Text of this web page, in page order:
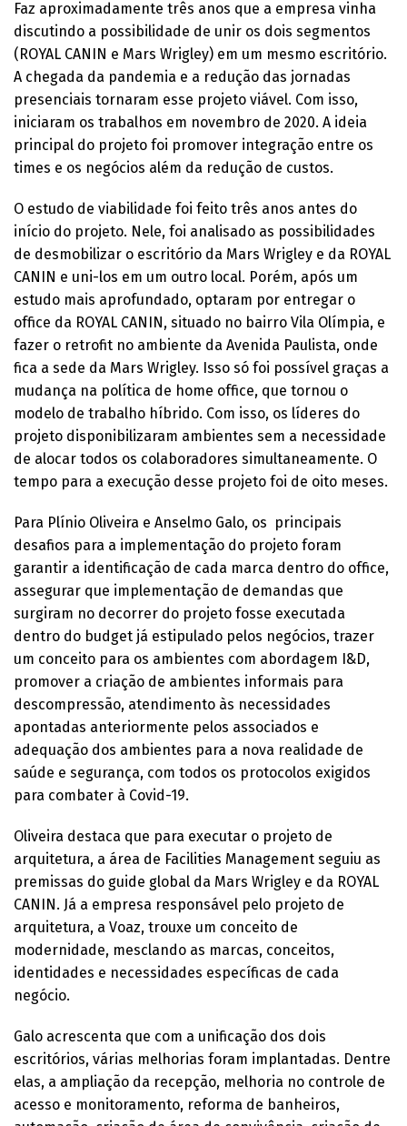
Faz aproximadamente três anos que a empresa vinha
discutindo a possibilidade de unir os dois segmentos
(ROYAL CANIN e Mars Wrigley) em um mesmo escritório.
A chegada da pandemia e a redução das jornadas
presenciais tornaram esse projeto viável. Com isso,
iniciaram os trabalhos em novembro de 2020. A ideia
principal do projeto foi promover integração entre os
times e os negócios além da redução de custos.
O estudo de viabilidade foi feito três anos antes do
início do projeto. Nele, foi analisado as possibilidades
de desmobilizar o escritório da Mars Wrigley e da ROYAL
CANIN e uni-los em um outro local. Porém, após um
estudo mais aprofundado, optaram por entregar o
office da ROYAL CANIN, situado no bairro Vila Olímpia, e
fazer o retrofit no ambiente da Avenida Paulista, onde
fica a sede da Mars Wrigley. Isso só foi possível graças a
mudança na política de home office, que tornou o
modelo de trabalho híbrido. Com isso, os líderes do
projeto disponibilizaram ambientes sem a necessidade
de alocar todos os colaboradores simultaneamente. O
tempo para a execução desse projeto foi de oito meses.
Para Plínio Oliveira e Anselmo Galo, os principais
desafios para a implementação do projeto foram
garantir a identificação de cada marca dentro do office,
assegurar que implementação de demandas que
surgiram no decorrer do projeto fosse executada
dentro do budget já estipulado pelos negócios, trazer
um conceito para os ambientes com abordagem I&D,
promover a criação de ambientes informais para
descompressão, atendimento às necessidades
apontadas anteriormente pelos associados e
adequação dos ambientes para a nova realidade de
saúde e segurança, com todos os protocolos exigidos
para combater à Covid-19.
Oliveira destaca que para executar o projeto de
arquitetura, a área de Facilities Management seguiu as
premissas do guide global da Mars Wrigley e da ROYAL
CANIN. Já a empresa responsável pelo projeto de
arquitetura, a Voaz, trouxe um conceito de
modernidade, mesclando as marcas, conceitos,
identidades e necessidades específicas de cada
negócio.
Galo acrescenta que com a unificação dos dois
escritórios, várias melhorias foram implantadas. Dentre
elas, a ampliação da recepção, melhoria no controle de
acesso e monitoramento, reforma de banheiros,